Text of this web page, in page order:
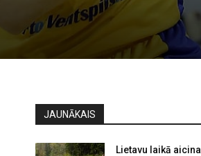
JAUNĀKAIS
Lietavu laikā aicina